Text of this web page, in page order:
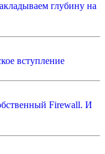
глубину на
вступление
Firewall. И